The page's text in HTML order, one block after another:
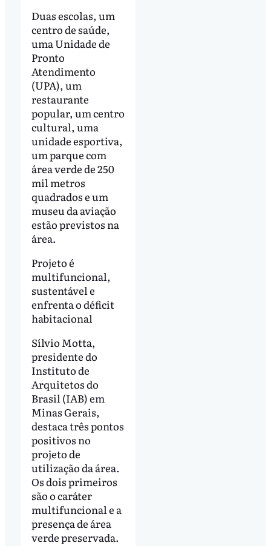
Duas escolas, um
centro de saúde,
uma Unidade de
Pronto
Atendimento
(UPA), um
restaurante
popular, um centro
cultural, uma
unidade esportiva,
um parque com
área verde de 250
mil metros
quadrados e um
museu da aviação
estão previstos na
área.
Projeto é
multifuncional,
sustentável e
enfrenta o déficit
habitacional
Sílvio Motta,
presidente do
Instituto de
Arquitetos do
Brasil (IAB) em
Minas Gerais,
destaca três pontos
positivos no
projeto de
utilização da área.
Os dois primeiros
são o caráter
multifuncional e a
presença de área
verde preservada.